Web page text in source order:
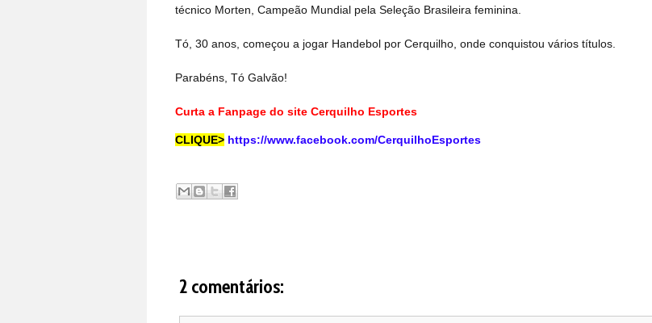
técnico Morten, Campeão Mundial pela Seleção Brasileira feminina.
Tó, 30 anos, começou a jogar Handebol por Cerquilho, onde conquistou vários títulos.
Parabéns, Tó Galvão!
Curta a Fanpage do site Cerquilho Esportes
CLIQUE> https://www.facebook.com/CerquilhoEsportes
2 comentários: